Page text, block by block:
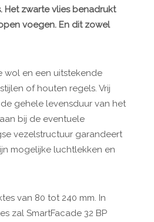
zwarte vlies benadrukt
voegen. En dit zowel
wol en een uitstekende
of houten regels. Vrij
gehele levensduur van het
bij de eventuele
vezelstructuur garandeert
mogelijke luchtlekken en
van 80 tot 240 mm. In
zal SmartFacade 32 BP